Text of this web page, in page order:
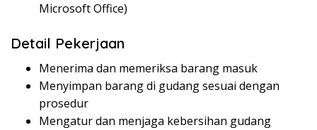
Microsoft Office)
Detail Pekerjaan
Menerima dan memeriksa barang masuk
Menyimpan barang di gudang sesuai dengan
prosedur
Mengatur dan menjaga kebersihan gudang